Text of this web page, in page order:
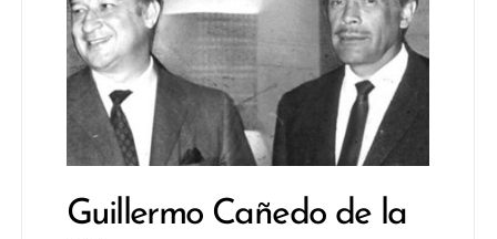
Guillermo Cañedo de la